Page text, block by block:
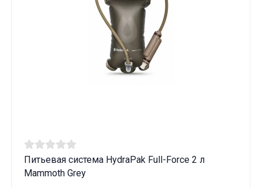
Питьевая система HydraPak Full-Force 2 л
Mammoth Grey
Данные товары продаются лицам,
достигшим 18 лет!